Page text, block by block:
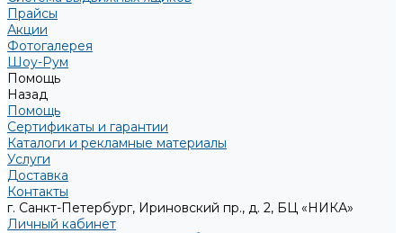
Прайсы
Акции
Фотогалерея
Шоу-Рум
Помощь
Назад
Помощь
Сертификаты и гарантии
Каталоги и рекламные материалы
Услуги
Доставка
Контакты
г. Санкт-Петербург, Ириновский пр., д. 2, БЦ «НИКА»
Личный кабинет